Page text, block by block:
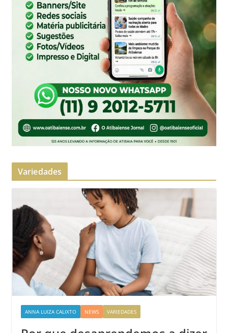
Variedades
ANNA LUIZA CALIXTO NEWS VARIEDADES